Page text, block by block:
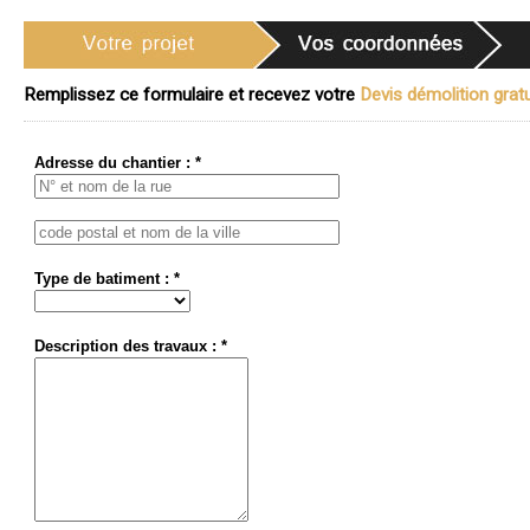
Remplissez ce formulaire et recevez votre Devis démolition
Adresse du chantier : *
Type de batiment : *
Description des travaux : *